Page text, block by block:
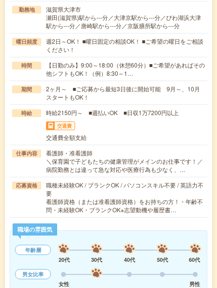
勤務地
滋賀県大津市
瀬田(滋賀県)駅から---分／大津京駅から---分／びわ湖浜大津
駅から---分／唐崎駅から---分／京阪膳所駅から---分
曜日頻度
週2日～OK！ ■曜日固定の相談OK！ ■ご希望の曜日をご相談
ください！
時間
【日勤のみ】9:00～18:00（休憩60分）■ご希望があればその
他シフトもOK！（例）8:30～1…
期間
2ヶ月～ ■ご応募から最短3日後に開始可能 9月～、10月
スタートもOK！
時給 時給2150円～ ■週払いOK ■日収1万7200円以上
交通費
交通費全額支給
仕事内容
看護師・准看護師
＼保育園で子どもたちの健康管理がメインのお仕事です！／
病院勤務とは違って急な対応や医療行為も少なく、…
応募資格
職種未経験OK / ブランクOK / パソコンスキル不要 / 英語力不
要
看護師資格（または准看護師資格）をお持ちの方！・年齢不
問・未経験OK・ブランクOK※志望動機や履歴書…
職場の雰囲気
年齢層
20代
30代 40代 50代
60代
男女比率
女性
男性